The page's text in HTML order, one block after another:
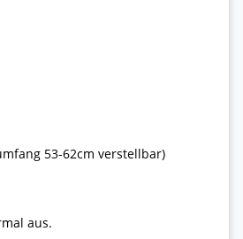
53-62cm verstellbar)
aus.